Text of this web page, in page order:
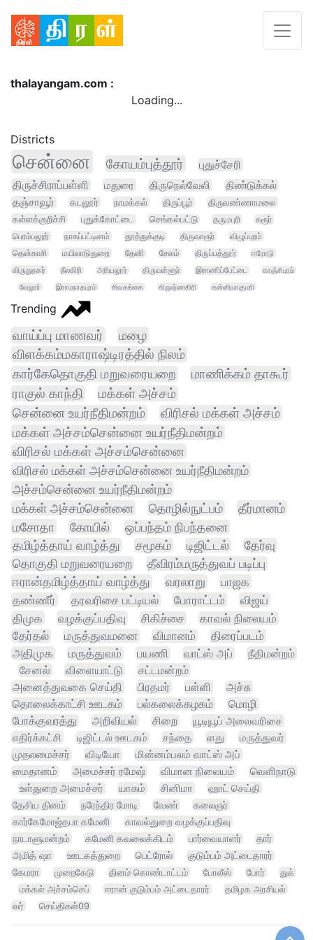
thalayangam.com :
Loading...
Districts
சென்னை கோயம்புத்தூர்
புதுச்சேரி
திருச்சிராப்பள்ளி
மதுரை திருநெல்வேலி
திண்டுக்கல்
தஞ்சாவூர்
கடலூர் நாமக்கல் திருப்பூர்
திருவண்ணாமலை
கள்ளக்குறிச்சி
புதுக்கோட்டை செங்கல்பட்டு தருமபுரி
கரூர்
பெரம்பலூர்
நாகப்பட்டினம் தூத்துக்குடி திருவாரூர்
விழுப்புரம்
தென்காசி
மயிலாடுதுறை தேனி சேலம் திருப்பத்தூர்
ஈரோடு
விருதுநகர்
நீலகிரி அரியலூர் திருவள்ளூர் இராணிப்பேட்டை
காஞ்சிபுரம்
வேலூர்
இராமநாதபுரம் சிவகங்கை கிருஷ்ணகிரி கன்னியாகுமரி
Trending
வாய்ப்பு மாணவர் மழை
விளக்கம்மகாராஷ்டிரத்தில் நிலம்
கார்கேதொகுதி மறுவரையறை
மாணிக்கம் தாகூர்
ராகுல் காந்தி
மக்கள் அச்சம்
சென்னை உயர்நீதிமன்றம்
விரிசல் மக்கள் அச்சம்
மக்கள் அச்சம்சென்னை உயர்நீதிமன்றம்
விரிசல் மக்கள் அச்சம்சென்னை
விரிசல் மக்கள் அச்சம்சென்னை உயர்நீதிமன்றம்
அச்சம்சென்னை உயர்நீதிமன்றம்
மக்கள் அச்சம்சென்னை
தொழில்நுட்பம்
தீர்மானம்
மசோதா
கோயில்
ஒப்பந்தம் நிபந்தனை
தமிழ்த்தாய் வாழ்த்து
சமூகம் டிஜிட்டல்
தேர்வு
தொகுதி மறுவரையறை
தீவிரம்மருத்துவப் படிப்பு
ஈரான்தமிழ்த்தாய் வாழ்த்து
வரலாறு
பாஜக
தண்ணீர்
தரவரிசை பட்டியல் போராட்டம்
விஜய்
திமுக
வழக்குப்பதிவு சிகிச்சை
காவல் நிலையம்
தேர்தல்
மருத்துவமனை விமானம்
திரைப்படம்
அதிமுக
மருத்துவம் பயணி வாட்ஸ் அப்
நீதிமன்றம்
சேனல்
விளையாட்டு
சட்டமன்றம்
அனைத்துவகை செய்தி
பிரதமர் பள்ளி
அச்சு
தொலைக்காட்சி ஊடகம்
பல்கலைக்கழகம்
மொழி
போக்குவரத்து
அறிவியல் சிறை
யூடியூப் அலைவரிசை
எதிர்க்கட்சி
டிஜிட்டல் ஊடகம் சந்தை ளது
மருத்துவர்
முதலமைச்சர்
விடியோ மின்னம்பலம் வாட்ஸ் அப்
மைதானம் அமைச்சர் ரமேஷ் விமான நிலையம்
வெளிநாடு
உள்துறை அமைச்சர்
யாகம் சினிமா
ஹாட் செய்தி
தேசிய தினம்
நரேந்திர மோடி வேண்
கலைஞர்
கார்கேமோஜ்தபா கமேனி
காவல்துறை வழக்குப்பதிவு
நாடாளுமன்றம்
கமேனி கவலைக்கிடம் பார்வையாளர்
தார்
அமித் ஷா
ஊடகத்துறை பெட்ரோல்
குடும்பம் அட்டைதாரர்
கேமரா
முறைகேடு தினம் கொண்டாட்டம் போலீஸ் போர்
துக்
மக்கள் அச்சம்செப்
ஈரான் குடும்பம் அட்டைதாரர்
தமிழக அரசியல்
வர்
செய்திகள்09